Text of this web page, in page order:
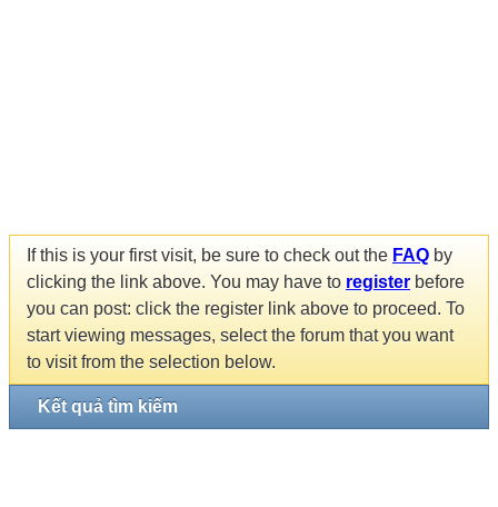
If this is your first visit, be sure to check out the FAQ by
clicking the link above. You may have to register before
you can post: click the register link above to proceed. To
start viewing messages, select the forum that you want
to visit from the selection below.
Kết quả tìm kiếm